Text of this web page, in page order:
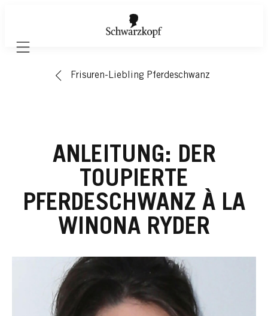
Mobile navigation
Frisuren-Liebling Pferdeschwanz
ANLEITUNG: DER
TOUPIERTE
PFERDESCHWANZ À LA
WINONA RYDER